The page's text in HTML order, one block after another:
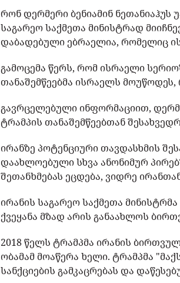
რონ დერმერი ბენიამინ
საგარეო საქმეთა მინისტრად
დაბადებული ებრაელია, რომელიც
გამოცემა წერს, რომ ისრაელი
თანაშემწეებმა ისრაელს
გავრცელებული ინფორმაციით,
ტრამპის თანაშემწეებთან
ირანზე პოტენციური თავდასხმის
დაახლოებული სხვა ანონიმურ
შეთანხმებას ეცდება, ვიდრე
ირანის საგარეო საქმეთა
ქვეყანა მზად არის განაახლოს
2018 წელს ტრამპმა ირანის
ობამამ მოაწერა ხელი. ტრამპმა
სანქციების გამკაცრებას და